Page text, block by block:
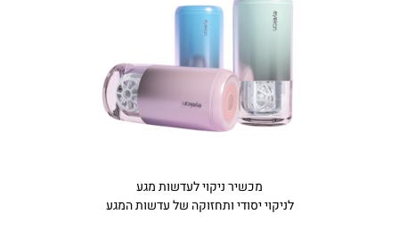
מכשיר ניקוי לעדשות מגע
לניקוי יסודי ותחזוקה של עדשות המגע